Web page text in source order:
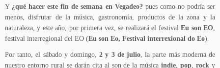
Y ¿qué hacer este fin de semana en Vegadeo? pues como no podría ser
menos, disfrutar de la música, gastronomía, productos de la zona y la
naturaleza, y este año, por primera vez, se realizará el festivalEu son EO,
festival interregional del EO (Eu son Eo, Festival interrexional do Eo).
Por tanto, el sábado y domingo,2 y 3 de julio, la parte más moderna de
nuestro entorno rural se darán cita al son de la músicaindie,pop,rock y